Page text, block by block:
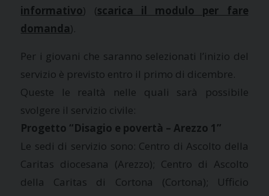
informativo) (scarica il modulo per fare
domanda).
Per i giovani che saranno selezionati l’inizio del
servizio è previsto entro il primo di dicembre.
Queste le realtà nelle quali sarà possibile
svolgere il servizio civile:
Progetto “Disagio e povertà – Arezzo 1”
Le sedi di servizio sono: Centro di Ascolto della
Caritas diocesana (Arezzo); Centro di Ascolto
della Caritas di Cortona (Cortona); Ufficio